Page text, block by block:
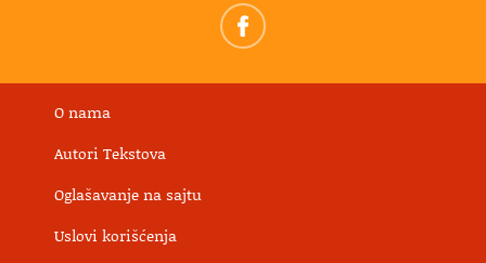
O nama
Autori Tekstova
Oglašavanje na sajtu
Uslovi korišćenja